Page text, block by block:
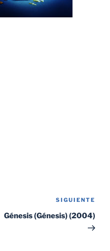
SIGUIENTE
Génesis (Génesis) (2004)